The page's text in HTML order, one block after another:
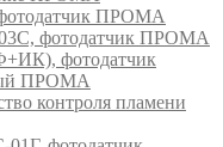
ПРОМА
фотодатчик ПРОМА
фотодатчик
ПРОМА
контроля пламени